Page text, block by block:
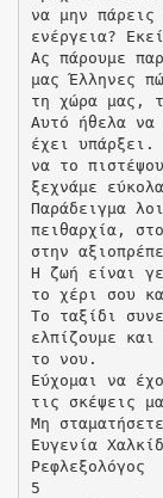
να μην πάρεις
ενέργεια?
Ας πάρουμε
μας Έλληνες
τη χώρα μας,
Αυτό ήθελα
έχει
να το
ξεχνάμε
Παράδειγμα
πειθαρχία,
στην
Η ζωή είναι
το χέρι σου
Το ταξίδι
ελπίζουμε
το νου.
Εύχομαι να
τις σκέψεις
Μη
Ευγενία
Ρεφλεξολόγος
5